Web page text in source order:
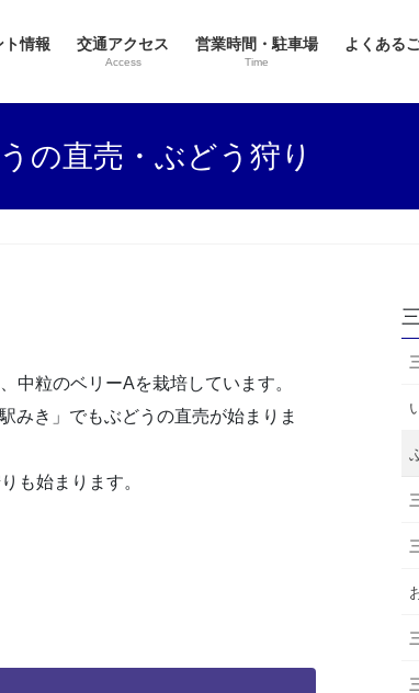
ト情報 交通アクセス
Access
営業時間・駐車場
Time
よくある
の直売・ぶどう狩り
中粒のベリーAを栽培しています。
みき」でもぶどうの直売が始まりま
も始まります。